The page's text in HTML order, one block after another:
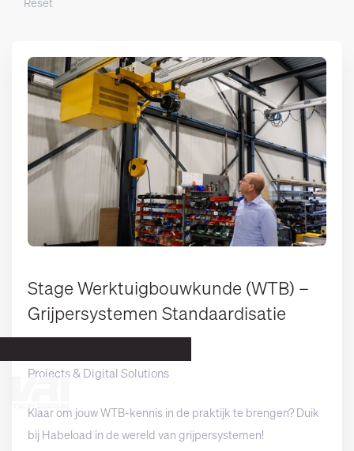
Stage Werktuigbouwkunde (WTB) –
Grijpersystemen Standaardisatie
Projects & Digital Solutions
Klaar om jouw WTB-kennis in de praktijk te brengen? Duik
bij Habeload in de wereld van grijpersystemen!